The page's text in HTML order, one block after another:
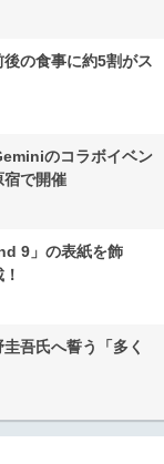
後の食事に約5割がス
のコラボイベン
宿で開催
9」の表紙を飾
吾氏へ誓う「多く